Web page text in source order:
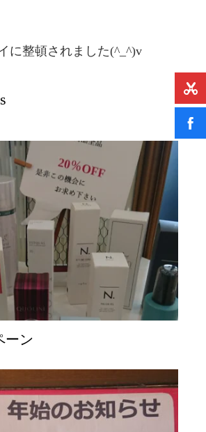
に整頓されました(^_^)v
ーン